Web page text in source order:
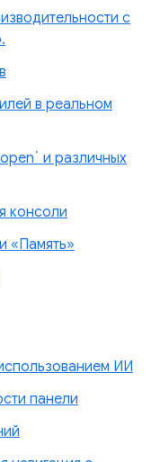
с
в реальном
и различных
консоли
«Память»
ИИ
панели